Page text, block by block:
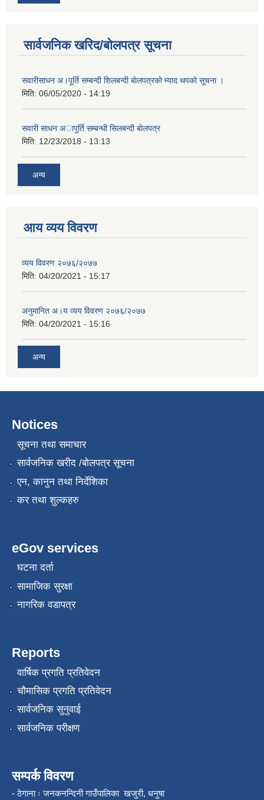
सार्वजनिक खरिद/बोलपत्र सूचना
सवारीसाधन अ।पूर्ति सम्बन्दी शिलबन्दी बाेलपत्रकाे म्याद थपकाे सूचना ।
मिति: 06/05/2020 - 14:19
सवारी साधन अापुर्ति सम्बन्धी सिलबन्दी बाेलपत्र
मिति: 12/23/2018 - 13:13
अन्य
आय व्यय विवरण
व्यय विवरण २०७६/२०७७
मिति: 04/20/2021 - 15:17
अनुमानित अ।य व्यय विवरण २०७६/२०७७
मिति: 04/20/2021 - 15:16
अन्य
Notices
सूचना तथा समाचार
सार्वजनिक खरीद /बोलपत्र सूचना
एन, कानुन तथा निर्देशिका
कर तथा शुल्कहरु
eGov services
घटना दर्ता
सामाजिक सुरक्षा
नागरिक वडापत्र
Reports
वार्षिक प्रगति प्रतिवेदन
चौमासिक प्रगति प्रतिवेदन
सार्वजनिक सुनुवाई
सार्वजनिक परीक्षण
सम्पर्क विवरण
- ठेगाना ः जनकनन्दिनी गाउँपालिका खजुरी, धनुषा